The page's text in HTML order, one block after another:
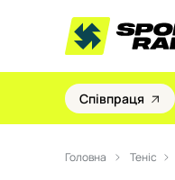
Співпраця
Головна Теніс